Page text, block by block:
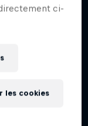
ci-
les cookies